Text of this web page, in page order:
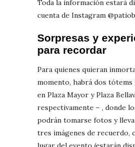
Toda la información estará
cuenta de Instagram
Sorpresas y
para recordar
Para quienes quieran
momento, habrá dos
en Plaza Mayor y Plaza
respectivamente – , donde
podrán tomarse fotos y
tres imágenes de recuerdo,